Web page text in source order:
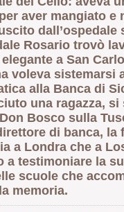
aver mangiato
Rosario trovò
a San
voleva sistemarsi
alla Banca di
una ragazza,
Bosco sulla
di banca, la
a Londra che a
a testimoniare la
scuole che
memoria.